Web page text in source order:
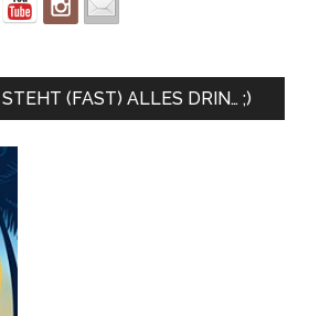
(FAST) ALLES DRIN… ;)